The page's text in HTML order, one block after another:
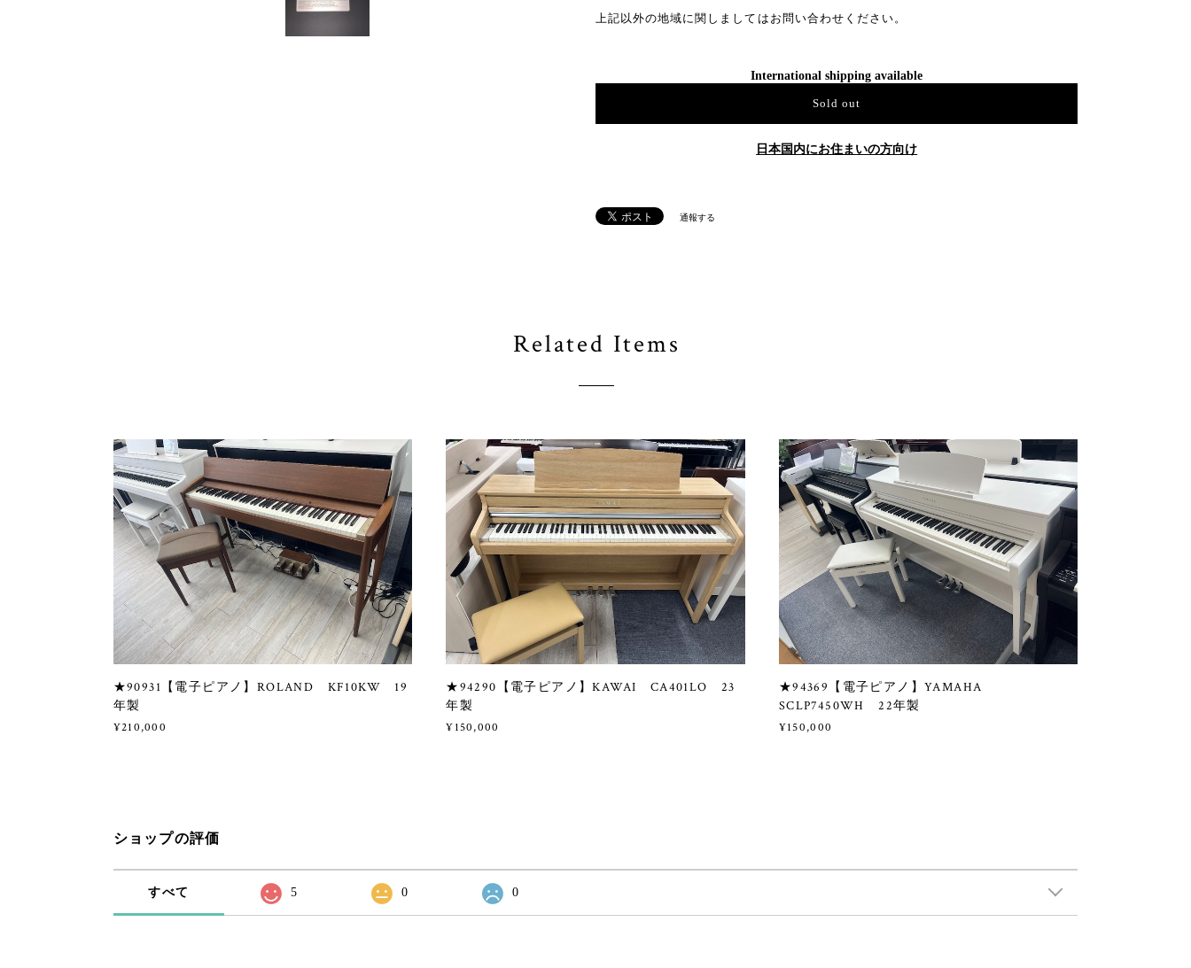
上記以外の地域に関しましてはお問い合わせください。
International shipping available
Sold out
日本国内にお住まいの方向け
通報する
Related Items
★90931【電子ピアノ】ROLAND KF10KW 19
年製
¥210,000
★94290【電子ピアノ】KAWAI CA401LO 23
年製
¥150,000
★94369【電子ピアノ】YAMAHA
SCLP7450WH 22年製
¥150,000
ショップの評価
すべて 5 0 0